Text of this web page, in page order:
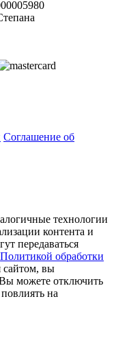
Соглашение об
технологии
контента и
передаваться
Политикой обработки
сайтом, вы
Вы можете отключить
на